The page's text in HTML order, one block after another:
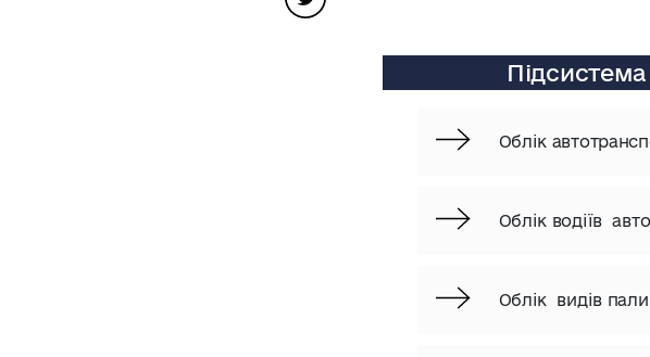
Облік
Облік водіїв
Облік видів